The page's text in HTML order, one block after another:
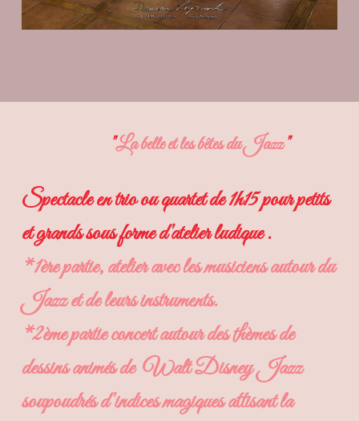
                            "
La belle et les bêtes du Jazz "
Spectacle en trio ou quartet de 1h15 pour petits
et grands sous forme d'atelier ludique .
*1ère partie, atelier avec les musiciens autour du
Jazz et de leurs instruments.
*2ème partie concert autour des thèmes de
dessins animés de  Walt Disney Jazz
soupoudrés d'indices magiques attisant la